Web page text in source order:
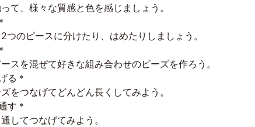
て、様々な質感と色を感じましょう。
つのピースに分けたり、はめたりしましょう。
スを混ぜて好きな組み合わせのビーズを作ろう。
る＊
をつなげてどんどん長くしてみよう。
す＊
してつなげてみよう。